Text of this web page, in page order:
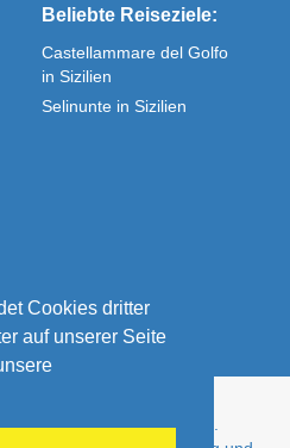
Cookies dritter
auf unserer Seite
Beliebte Reiseziele:
Castellammare del Golfo
in Sizilien
Selinunte in Sizilien
- Ihr Zuhause im Urlaub.